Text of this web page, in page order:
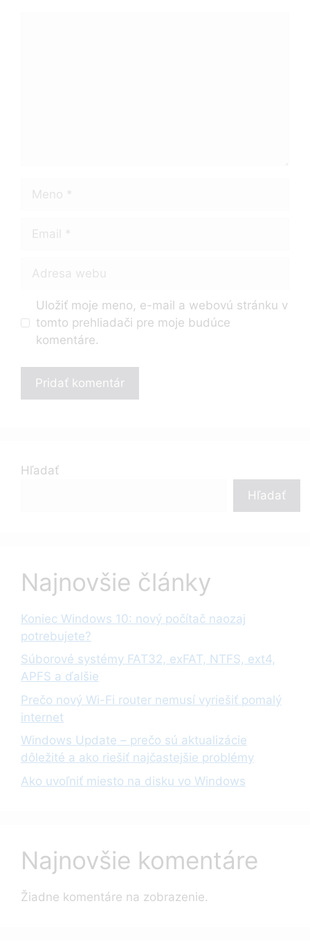
Uložiť moje meno, e-mail a webovú stránku v
tomto prehliadači pre moje budúce
komentáre.
Hľadať
Hľadať
Najnovšie články
Koniec Windows 10: nový počítač naozaj
potrebujete?
Súborové systémy FAT32, exFAT, NTFS, ext4,
APFS a ďalšie
Prečo nový Wi-Fi router nemusí vyriešiť pomalý
internet
Windows Update – prečo sú aktualizácie
dôležité a ako riešiť najčastejšie problémy
Ako uvoľniť miesto na disku vo Windows
Najnovšie komentáre
Žiadne komentáre na zobrazenie.